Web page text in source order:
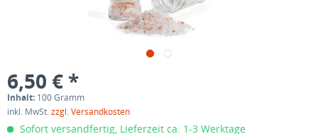
6,50 € *
Inhalt: 100 Gramm
inkl. MwSt.zzgl. Versandkosten
Sofort versandfertig, Lieferzeit ca. 1-3 Werktage